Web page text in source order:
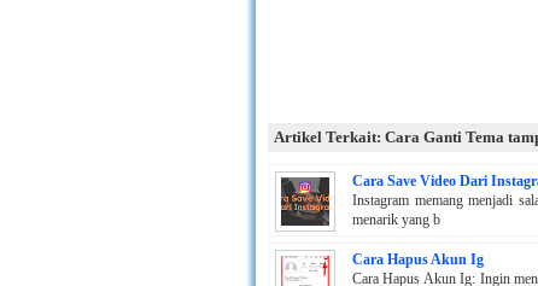
Artikel Terkait: Cara Ganti Tema
Cara Save Video Dari
Instagram memang menjadi
menarik yang b
Cara Hapus Akun Ig
Cara Hapus Akun Ig: Ingin